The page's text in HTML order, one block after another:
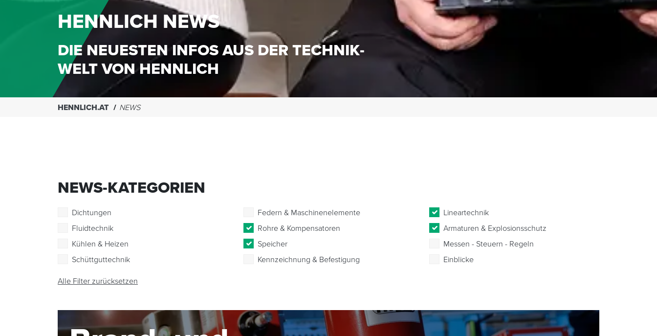
HENNLICH NEWS
DIE NEUESTEN INFOS AUS DER TECHNIK-
WELT VON HENNLICH
HENNLICH.AT NEWS
NEWS-KATEGORIEN
Dichtungen Federn & Maschinenelemente
Lineartechnik
Fluidtechnik
Rohre & Kompensatoren
Armaturen & Explosionsschutz
Kühlen & Heizen
Speicher
Messen - Steuern - Regeln
Schüttguttechnik
Kennzeichnung & Befestigung Einblicke
Alle Filter zurücksetzen